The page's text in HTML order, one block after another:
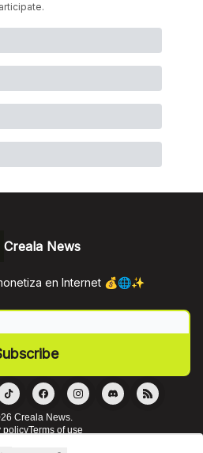
.
Creala News
en Internet 💰🌐✨
Creala News.
policyTerms of use
by beehiiv